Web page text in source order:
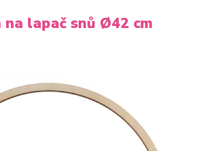
na lapač snů Ø42 cm